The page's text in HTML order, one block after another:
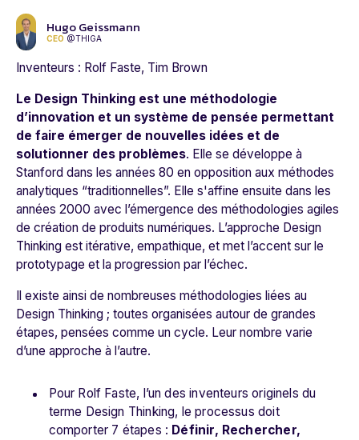
Hugo Geissmann
CEO @THIGA
Inventeurs : Rolf Faste, Tim Brown
Le Design Thinking est une méthodologie
d’innovation et un système de pensée permettant
de faire émerger de nouvelles idées et de
solutionner des problèmes. Elle se développe à
Stanford dans les années 80 en opposition aux méthodes
analytiques “traditionnelles”. Elle s'affine ensuite dans les
années 2000 avec l’émergence des méthodologies agiles
de création de produits numériques. L’approche Design
Thinking est itérative, empathique, et met l’accent sur le
prototypage et la progression par l’échec.
Il existe ainsi de nombreuses méthodologies liées au
Design Thinking ; toutes organisées autour de grandes
étapes, pensées comme un cycle. Leur nombre varie
d’une approche à l’autre.
Pour Rolf Faste, l’un des inventeurs originels du
terme Design Thinking, le processus doit
comporter 7 étapes : Définir, Rechercher,